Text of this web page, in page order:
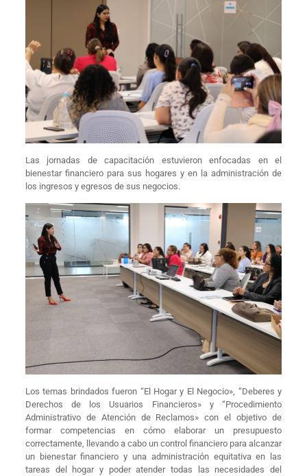
Las jornadas de capacitación estuvieron enfocadas en el
bienestar financiero para sus hogares y en la administración de
los ingresos y egresos de sus negocios.
Los temas brindados fueron “El Hogar y El Negocio», “Deberes y
Derechos de los Usuarios Financieros» y “Procedimiento
Administrativo de Atención de Reclamos» con el objetivo de
formar competencias en cómo elaborar un presupuesto
correctamente, llevando a cabo un control financiero para alcanzar
un bienestar financiero y una administración equitativa en las
tareas del hogar y poder atender todas las necesidades del